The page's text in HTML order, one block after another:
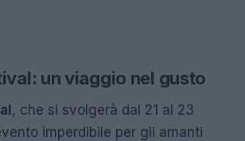
un viaggio nel gusto
, che si svolgerà dal 21 al 23
imperdibile per gli amanti